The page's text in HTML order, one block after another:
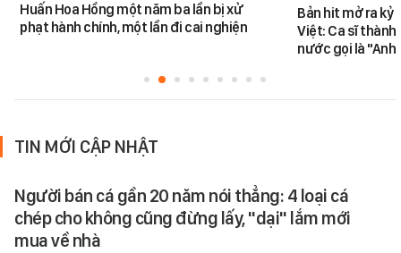
Huấn Hoa Hồng một năm ba lần bị xử
phạt hành chính, một lần đi cai nghiện
Bản hit mở ra kỷ
Việt: Ca sĩ
nước gọi là "Anh
TIN MỚI CẬP NHẬT
Người bán cá gần 20 năm nói thẳng: 4 loại cá
chép cho không cũng đừng lấy, "dại" lắm mới
mua về nhà